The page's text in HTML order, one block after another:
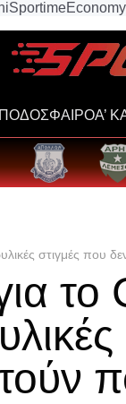
Sportime
ΠΟΔΟΣΦΑΙΡΟΑ’
στιγμές που